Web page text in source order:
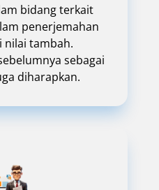
bidang terkait
penerjemahan
nilai tambah.
sebagai
diharapkan.